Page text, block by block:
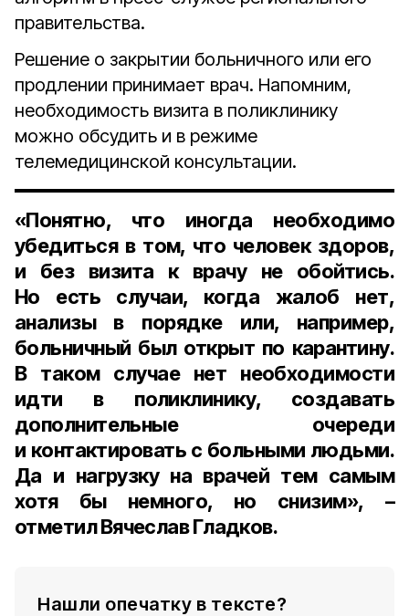
правительства.
Решение о закрытии больничного или его
продлении принимает врач. Напомним,
необходимость визита в поликлинику
можно обсудить и в режиме
телемедицинской консультации.
«Понятно, что иногда необходимо
убедиться в том, что человек здоров,
и без визита к врачу не обойтись.
Но есть случаи, когда жалоб нет,
анализы в порядке или, например,
больничный был открыт по карантину.
В таком случае нет необходимости
идти в поликлинику, создавать
дополнительные очереди
и контактировать с больными людьми.
Да и нагрузку на врачей тем самым
хотя бы немного, но снизим», –
отметилВячеслав Гладков.
Нашли опечатку в тексте?